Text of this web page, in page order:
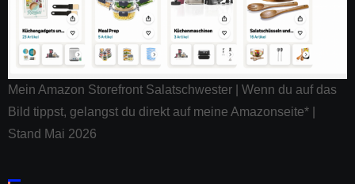
Mein Amazon Storefront Salatschwester | Wenn du auf das
Bild tippst, gelangst du direkt auf meine Amazonseite* |
Stand Mai 2026